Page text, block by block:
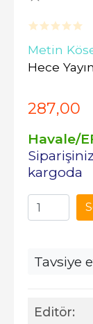
Metin
Hece
Editör:
287,00
Havale/
kargoda
Tavsiye